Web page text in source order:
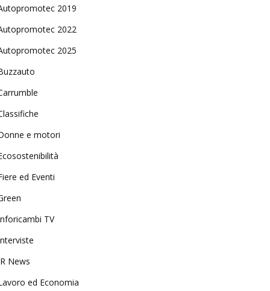
2019
2022
2025
e motori
ed Eventi
TV
News
ed Economia